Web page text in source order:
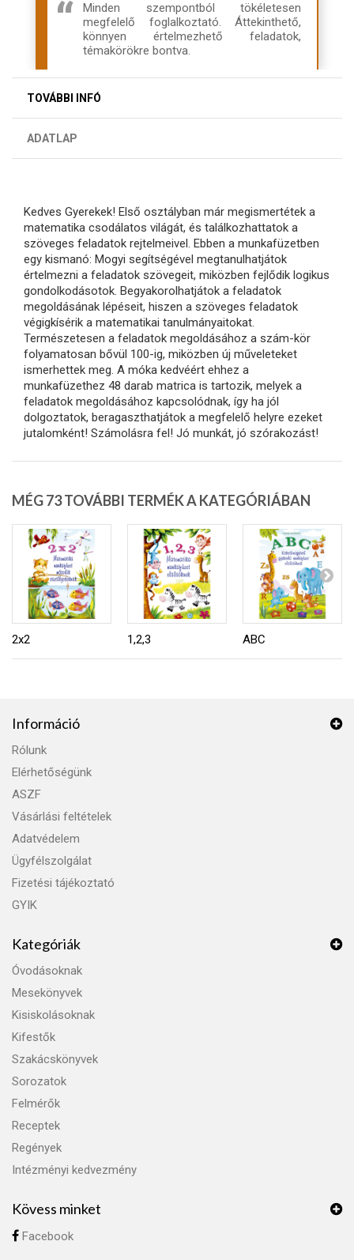
Minden szempontból tökéletesen
megfelelő foglalkoztató. Áttekinthető,
könnyen értelmezhető feladatok,
témakörökre bontva.
TOVÁBBI INFÓ
ADATLAP
Kedves Gyerekek! Első osztályban már megismertétek a
matematika csodálatos világát, és találkozhattatok a
szöveges feladatok rejtelmeivel. Ebben a munkafüzetben
egy kismanó: Mogyi segítségével megtanulhatjátok
értelmezni a feladatok szövegeit, miközben fejlődik logikus
gondolkodásotok. Begyakorolhatjátok a feladatok
megoldásának lépéseit, hiszen a szöveges feladatok
végigkísérik a matematikai tanulmányaitokat.
Természetesen a feladatok megoldásához a szám-kör
folyamatosan bővül 100-ig, miközben új műveleteket
ismerhettek meg. A móka kedvéért ehhez a
munkafüzethez 48 darab matrica is tartozik, melyek a
feladatok megoldásához kapcsolódnak, így ha jól
dolgoztatok, beragaszthatjátok a megfelelő helyre ezeket
jutalomként! Számolásra fel! Jó munkát, jó szórakozást!
MÉG 73 TOVÁBBI TERMÉK A KATEGÓRIÁBAN
2x2 1,2,3 ABC
Információ
Rólunk
Elérhetőségünk
ASZF
Vásárlási feltételek
Adatvédelem
Ügyfélszolgálat
Fizetési tájékoztató
GYIK
Kategóriák
Óvodásoknak
Mesekönyvek
Kisiskolásoknak
Kifestők
Szakácskönyvek
Sorozatok
Felmérők
Receptek
Regények
Intézményi kedvezmény
Kövess minket
Facebook